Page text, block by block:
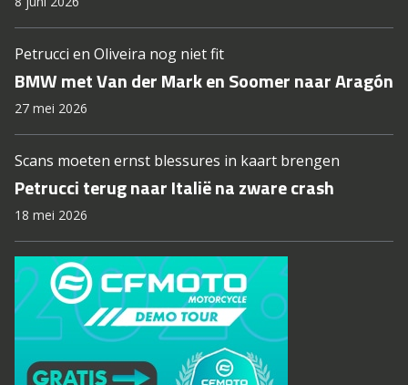
Petrucci en Oliveira nog niet fit
BMW met Van der Mark en Soomer naar Aragón
27 mei 2026
Scans moeten ernst blessures in kaart brengen
Petrucci terug naar Italië na zware crash
18 mei 2026